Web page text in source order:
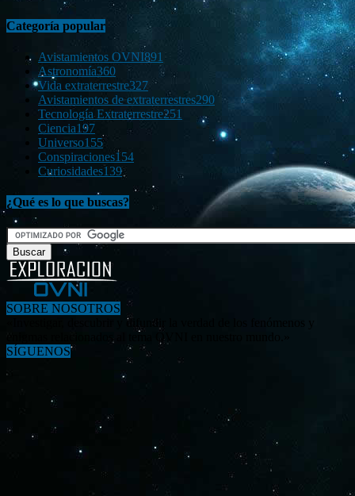
Categoría popular
Avistamientos OVNI891
Astronomía360
Vida extraterrestre327
Avistamientos de extraterrestres290
Tecnología Extraterrestre251
Ciencia197
Universo155
Conspiraciones154
Curiosidades139
¿Qué es lo que buscas?
SOBRE NOSOTROS
«Investigar, descubrir y difundir la verdad de los fenómenos y
enigmas relacionados al tema OVNI en nuestro mundo.»
SÍGUENOS